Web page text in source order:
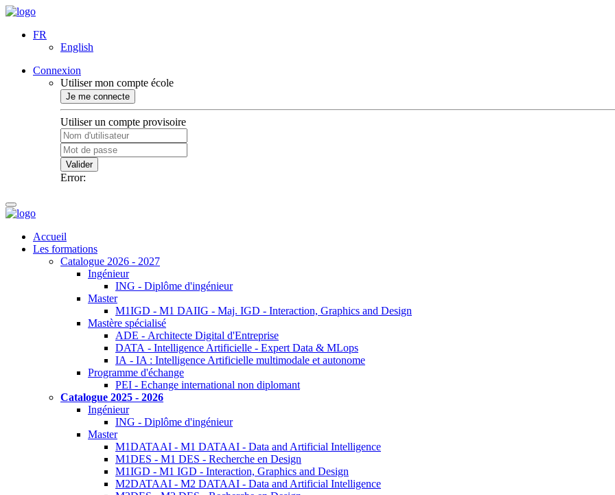
FR
English
Connexion
Utiliser mon compte école
Je me connecte
Utiliser un compte provisoire
Valider
Error:
Accueil
Les formations
Catalogue 2026 - 2027
Ingénieur
ING - Diplôme d'ingénieur
Master
M1IGD - M1 DAIIG - Maj. IGD - Interaction, Graphics and Design
Mastère spécialisé
ADE - Architecte Digital d'Entreprise
DATA - Intelligence Artificielle - Expert Data & MLops
IA - IA : Intelligence Artificielle multimodale et autonome
Programme d'échange
PEI - Echange international non diplomant
Catalogue 2025 - 2026
Ingénieur
ING - Diplôme d'ingénieur
Master
M1DATAAI - M1 DATAAI - Data and Artificial Intelligence
M1DES - M1 DES - Recherche en Design
M1IGD - M1 IGD - Interaction, Graphics and Design
M2DATAAI - M2 DATAAI - Data and Artificial Intelligence